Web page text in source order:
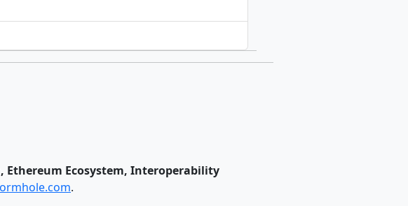
Ethereum Ecosystem, Interoperability
.